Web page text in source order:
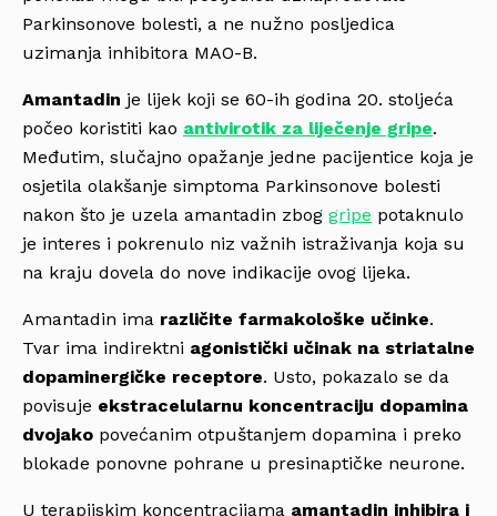
Parkinsonove bolesti, a ne nužno posljedica
uzimanja inhibitora MAO-B.
Amantadin je lijek koji se 60-ih godina 20. stoljeća
počeo koristiti kao antivirotik za liječenje gripe.
Međutim, slučajno opažanje jedne pacijentice koja je
osjetila olakšanje simptoma Parkinsonove bolesti
nakon što je uzela amantadin zbog gripe potaknulo
je interes i pokrenulo niz važnih istraživanja koja su
na kraju dovela do nove indikacije ovog lijeka.
Amantadin ima različite farmakološke učinke.
Tvar ima indirektni agonistički učinak na striatalne
dopaminergičke receptore. Usto, pokazalo se da
povisuje ekstracelularnu koncentraciju dopamina
dvojako povećanim otpuštanjem dopamina i preko
blokade ponovne pohrane u presinaptičke neurone.
U terapijskim koncentracijama amantadin inhibira i